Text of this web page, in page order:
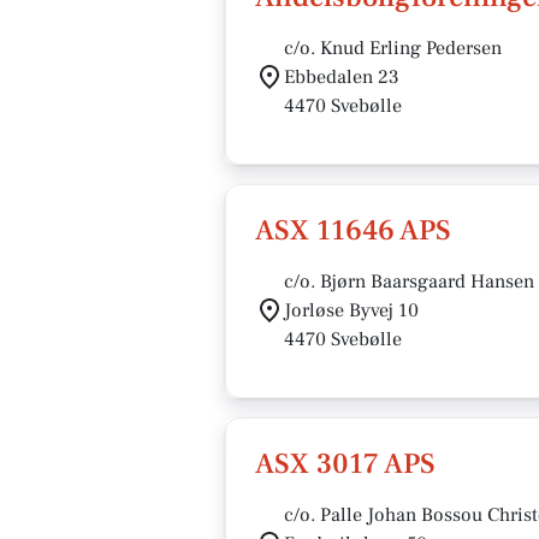
c/o. Knud Erling Pedersen
Ebbedalen 23
4470 Svebølle
ASX 11646 APS
c/o. Bjørn Baarsgaard Hansen
Jorløse Byvej 10
4470 Svebølle
ASX 3017 APS
c/o. Palle Johan Bossou